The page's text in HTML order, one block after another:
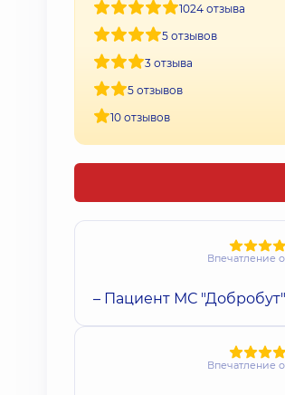
1024 отзыва
5 отзывов
3 отзыва
5 отзывов
10 отзывов
Впечатление
– Пациент МС "Добробут"
Впечатление